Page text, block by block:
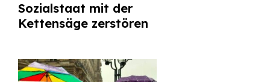
Sozialstaat mit der
Kettensäge zerstören